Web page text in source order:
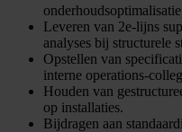
Leveren van 2e-lijns
analyses bij structurele
Opstellen van
interne operations-
Houden van
op installaties.
Bijdragen aan